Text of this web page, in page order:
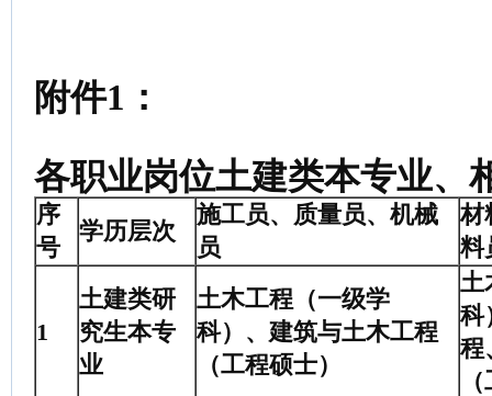
附件1：
各职业岗位土建类本专业、
序
号
学历层次
施工员、质量员、机械
员
材
料
1
土建类研
究生本专
业
土木工程（一级学
科）、建筑与土木工程
（工程硕士）
土
科
程